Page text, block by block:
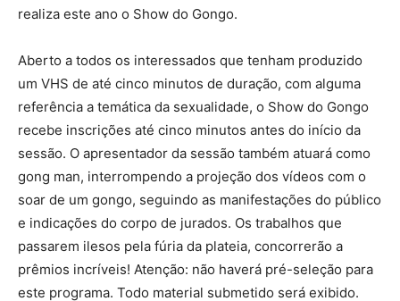
realiza este ano o Show do Gongo.
Aberto a todos os interessados que tenham produzido
um VHS de até cinco minutos de duração, com alguma
referência a temática da sexualidade, o Show do Gongo
recebe inscrições até cinco minutos antes do início da
sessão. O apresentador da sessão também atuará como
gong man, interrompendo a projeção dos vídeos com o
soar de um gongo, seguindo as manifestações do público
e indicações do corpo de jurados. Os trabalhos que
passarem ilesos pela fúria da plateia, concorrerão a
prêmios incríveis! Atenção: não haverá pré-seleção para
este programa. Todo material submetido será exibido.